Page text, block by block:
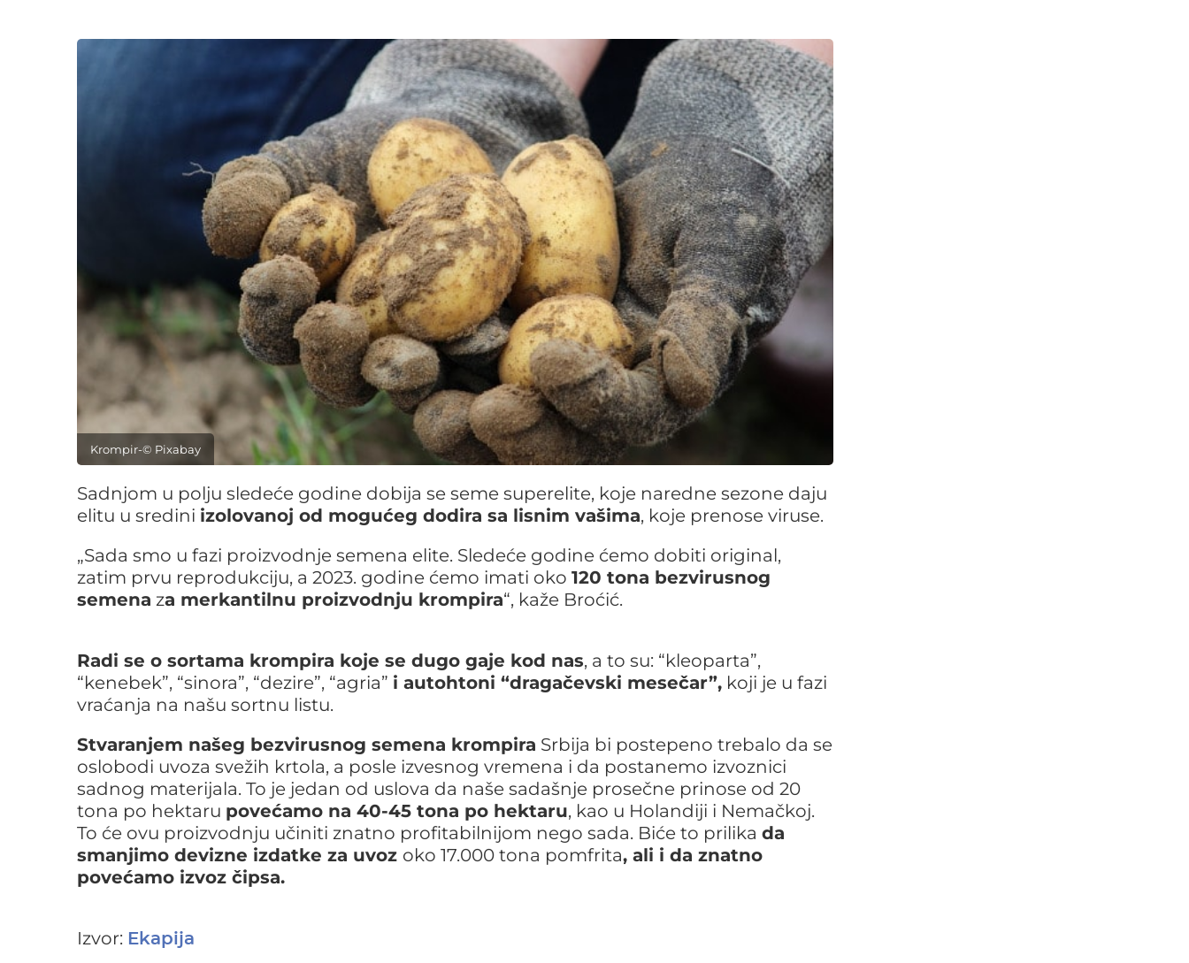
Krompir-© Pixabay
Sadnjom u polju sledeće godine dobija se seme superelite, koje naredne sezone daju
elitu u sredini izolovanoj od mogućeg dodira sa lisnim vašima, koje prenose viruse.
„Sada smo u fazi proizvodnje semena elite. Sledeće godine ćemo dobiti original,
zatim prvu reprodukciju, a 2023. godine ćemo imati oko 120 tona bezvirusnog
semena za merkantilnu proizvodnju krompira“, kaže Broćić.
Radi se o sortama krompira koje se dugo gaje kod nas, a to su: “kleoparta”,
“kenebek”, “sinora”, “dezire”, “agria” i autohtoni “dragačevski mesečar”, koji je u fazi
vraćanja na našu sortnu listu.
Stvaranjem našeg bezvirusnog semena krompira Srbija bi postepeno trebalo da se
oslobodi uvoza svežih krtola, a posle izvesnog vremena i da postanemo izvoznici
sadnog materijala. To je jedan od uslova da naše sadašnje prosečne prinose od 20
tona po hektaru povećamo na 40-45 tona po hektaru, kao u Holandiji i Nemačkoj.
To će ovu proizvodnju učiniti znatno profitabilnijom nego sada. Biće to prilika da
smanjimo devizne izdatke za uvoz oko 17.000 tona pomfrita, ali i da znatno
povećamo izvoz čipsa.
Izvor: Ekapija